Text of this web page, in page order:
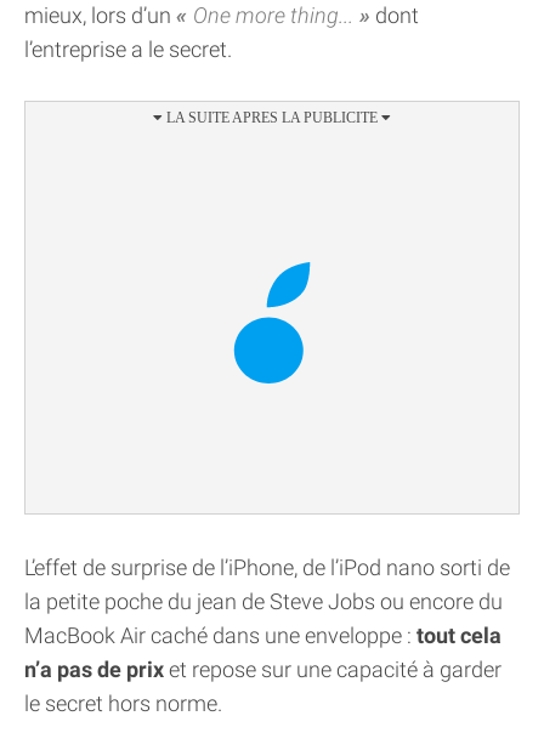
mieux, lors d’un
One more thing...
dont
l’entreprise a le secret.
L’effet de surprise de l’iPhone, de l’iPod nano sorti de
la petite poche du jean de Steve Jobs ou encore du
MacBook Air caché dans une enveloppe : tout cela
n’a pas de prixet repose sur une capacité à garder
le secret hors norme.